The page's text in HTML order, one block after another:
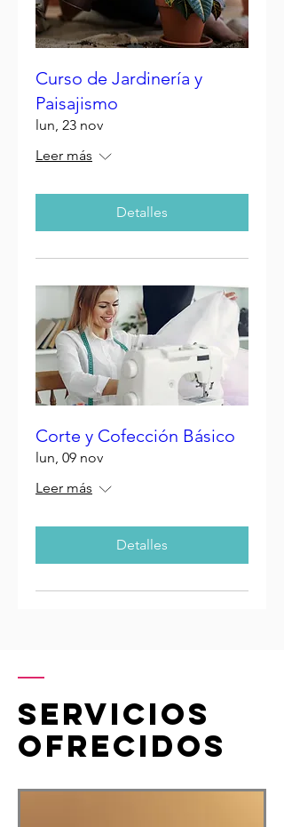
Curso de Jardinería y
Paisajismo
lun, 23 nov
Leer más
Detalles
Corte y Cofección Básico
lun, 09 nov
Leer más
Detalles
servicios
ofrecidos